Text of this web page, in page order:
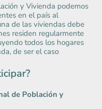
y Vivienda podemos
en el país al
de las viviendas debe
residen regularmente
todos los hogares
de ser el caso
de Población y